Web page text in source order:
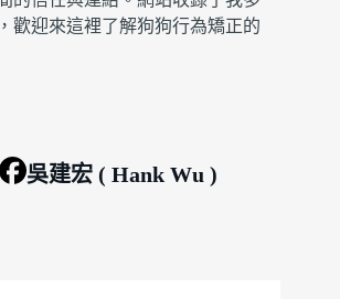
歡迎來這裡了解狗狗行為矯正的
吳建宏 ( Hank Wu )